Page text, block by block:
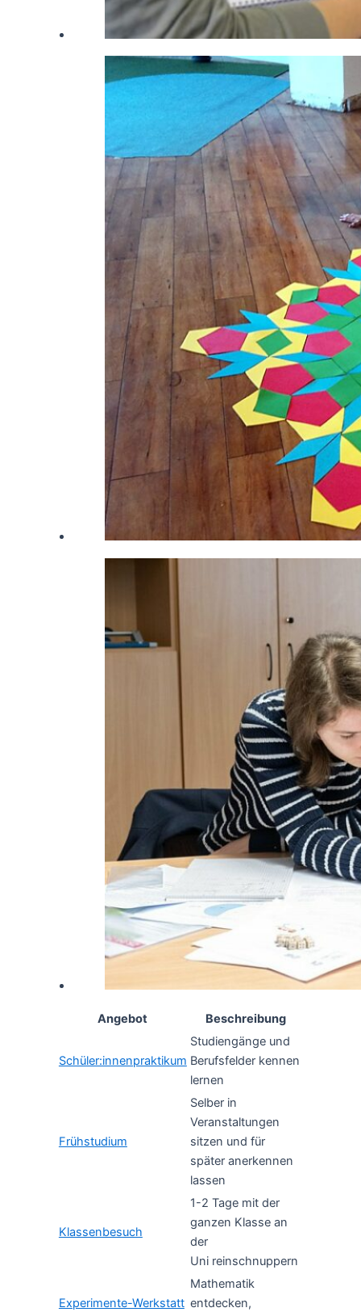
Angebot Beschreibung
Schüler:innenpraktikum
Studiengänge und
Berufsfelder kennen
lernen
Frühstudium
Selber in
Veranstaltungen
sitzen und für
später anerkennen
lassen
Klassenbesuch
1-2 Tage mit der
ganzen Klasse an
der
Uni reinschnuppern
Experimente-Werkstatt
Mathematik
entdecken,